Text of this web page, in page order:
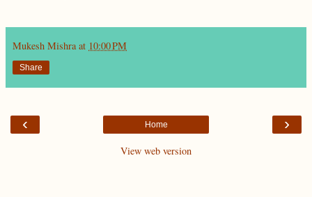
Mukesh Mishra at 10:00 PM
Share
‹ ›
Home
View web version